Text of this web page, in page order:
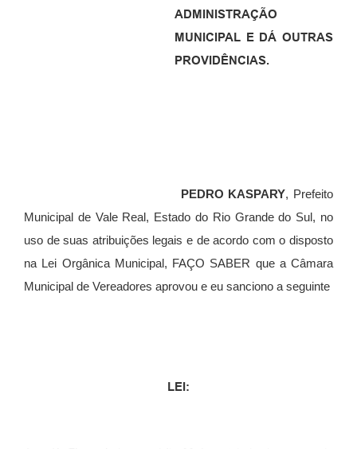
ADMINISTRAÇÃO
MUNICIPAL E DÁ OUTRAS
PROVIDÊNCIAS.
PEDRO KASPARY, Prefeito
Municipal de Vale Real, Estado do Rio Grande do Sul, no
uso de suas atribuições legais e de acordo com o disposto
na Lei Orgânica Municipal, FAÇO SABER que a Câmara
Municipal de Vereadores aprovou e eu sanciono a seguinte
LEI: